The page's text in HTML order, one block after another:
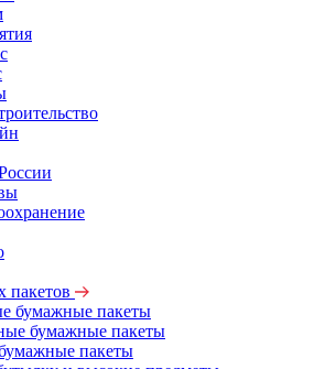
бумажные пакеты
бумажные пакеты
пакеты